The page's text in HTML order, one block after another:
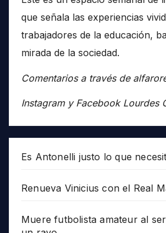
que señala las experiencias
trabajadores de la educación,
mirada de la sociedad.
Comentarios a través de
Instagram y Facebook Lourdes
Es Antonelli justo lo que
Renueva Vinicius con el Real
Muere futbolista amateur al